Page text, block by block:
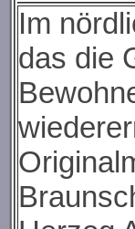
Im
das die